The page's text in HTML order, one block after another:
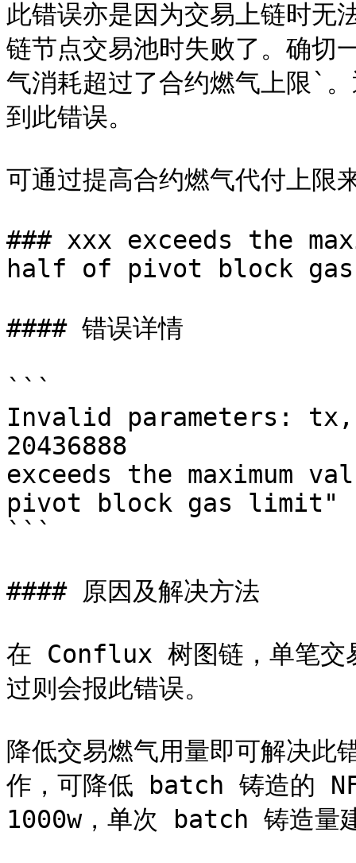
此错误亦是因为交易上链时无
链节点交易池时失败了。确切
气消耗超过了合约燃气上限`
到此错误。
可通过提高合约燃气代付上限
### xxx exceeds the
half of pivot block
#### 错误详情
```
Invalid parameters:
20436888
exceeds the maximum
pivot block gas limit"
```
#### 原因及解决方法
在 Conflux 树图链，单笔交
过则会报此错误。
降低交易燃气用量即可解决
作，可降低 batch 铸造的
1000w，单次 batch 铸造量